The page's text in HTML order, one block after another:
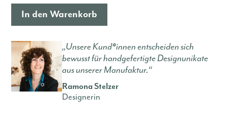
In den Warenkorb
„Unsere Kund*innen entscheiden sich
bewusst für handgefertigte Designunikate
aus unserer Manufaktur.“
Ramona Stelzer
Designerin